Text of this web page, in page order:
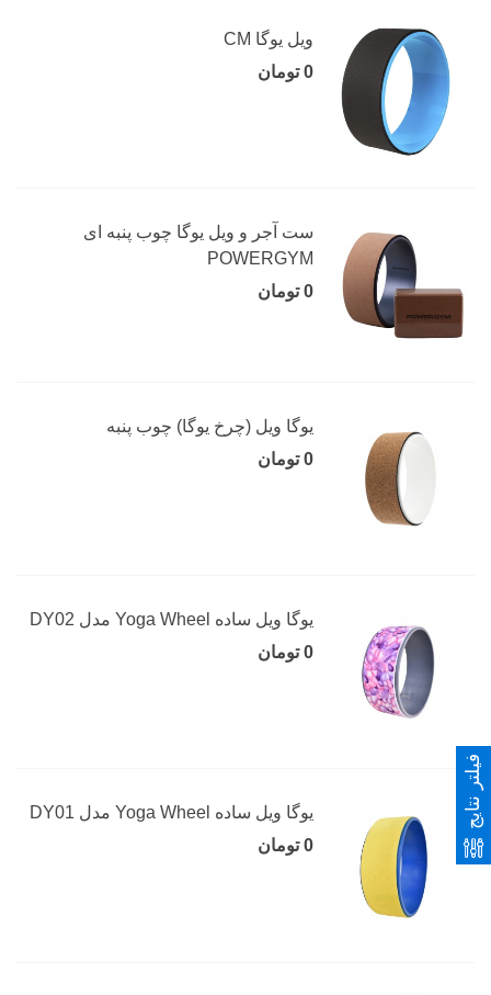
ویل یوگا CM
0 تومان
ست آجر و ویل یوگا چوب پنبه ای
POWERGYM
0 تومان
یوگا ویل (چرخ یوگا) چوب پنبه
0 تومان
یوگا ویل ساده Yoga Wheel مدل DY02
0 تومان
یوگا ویل ساده Yoga Wheel مدل DY01
0 تومان
فیلتر نتایج